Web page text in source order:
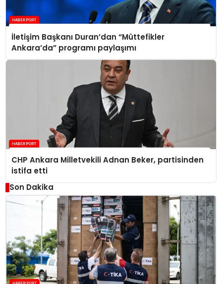
İletişim Başkanı Duran’dan “Müttefikler
Ankara’da” programı paylaşımı
CHP Ankara Milletvekili Adnan Beker, partisinden
istifa etti
Son Dakika